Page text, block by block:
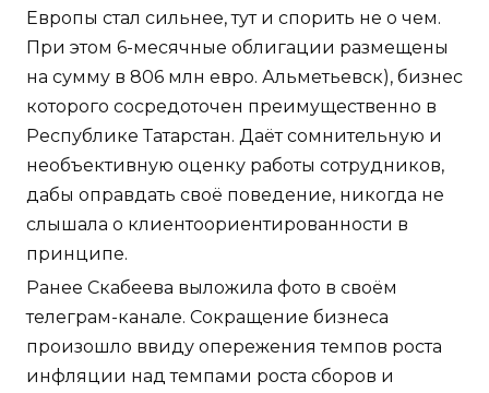
Европы стал сильнее, тут и спорить не о чем.
При этом 6-месячные облигации размещены
на сумму в 806 млн евро. Альметьевск), бизнес
которого сосредоточен преимущественно в
Республике Татарстан. Даёт сомнительную и
необъективную оценку работы сотрудников,
дабы оправдать своё поведение, никогда не
слышала о клиентоориентированности в
принципе.
Ранее Скабеева выложила фото в своём
телеграм-канале. Сокращение бизнеса
произошло ввиду опережения темпов роста
инфляции над темпами роста сборов и